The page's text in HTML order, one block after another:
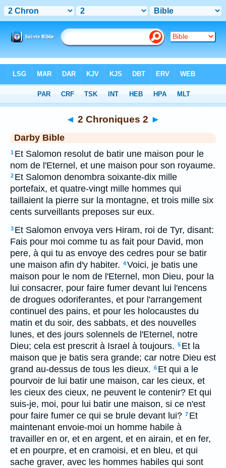
> 2 Chroniques 2
◄ 2 Chroniques 2 ►
Darby Bible
1 Et Salomon resolut de batir une maison pour le
nom de l'Eternel, et une maison pour son royaume.
2 Et Salomon denombra soixante-dix mille
portefaix, et quatre-vingt mille hommes qui
taillaient la pierre sur la montagne, et trois mille six
cents surveillants preposes sur eux.
3 Et Salomon envoya vers Hiram, roi de Tyr, disant:
Fais pour moi comme tu as fait pour David, mon
pere, à qui tu as envoye des cedres pour se batir
une maison afin d'y habiter. 4Voici, je batis une
maison pour le nom de l'Eternel, mon Dieu, pour la
lui consacrer, pour faire fumer devant lui l'encens
de drogues odoriferantes, et pour l'arrangement
continuel des pains, et pour les holocaustes du
matin et du soir, des sabbats, et des nouvelles
lunes, et des jours solennels de l'Eternel, notre
Dieu; cela est prescrit à Israel à toujours. 5 Et la
maison que je batis sera grande; car notre Dieu est
grand au-dessus de tous les dieux. 6 Et qui a le
pourvoir de lui batir une maison, car les cieux, et
les cieux des cieux, ne peuvent le contenir? Et qui
suis-je, moi, pour lui batir une maison, si ce n'est
pour faire fumer ce qui se brule devant lui? 7 Et
maintenant envoie-moi un homme habile à
travailler en or, et en argent, et en airain, et en fer,
et en pourpre, et en cramoisi, et en bleu, et qui
sache graver, avec les hommes habiles qui sont